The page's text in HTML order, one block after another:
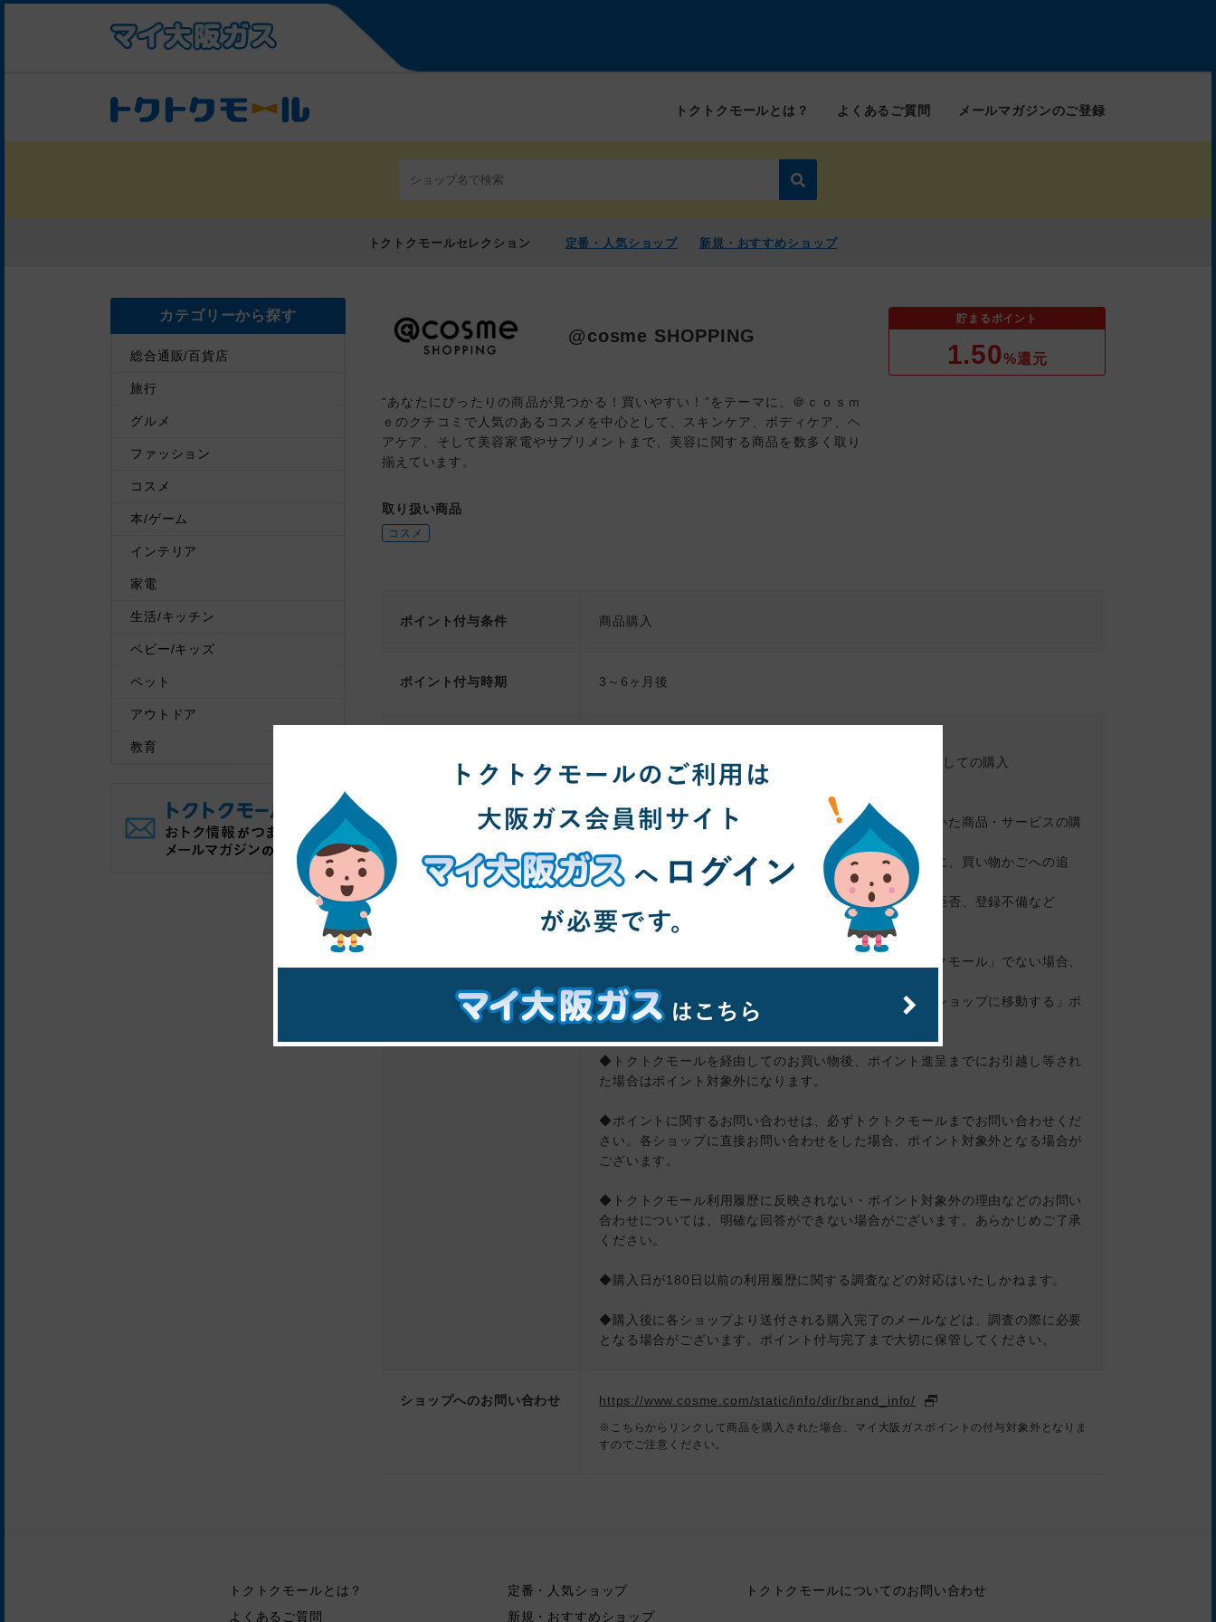
トクトクモールとは？ よくあるご質問 メールマガジンのご登録
トクトクモールセレクション 定番・人気ショップ 新規・おすすめショップ
カテゴリーから探す
総合通販/百貨店
旅行
グルメ
ファッション
コスメ
本/ゲーム
インテリア
家電
生活/キッチン
ベビー/キッズ
ペット
アウトドア
教育
@cosme SHOPPING
“あなたにぴったりの商品が見つかる！買いやすい！”をテーマに、＠ｃｏｓｍ
ｅのクチコミで人気のあるコスメを中心として、スキンケア、ボディケア、ヘ
アケア、そして美容家電やサプリメントまで、美容に関する商品を数多く取り
揃えています。
貯まるポイント
1.50%還元
取り扱い商品
コスメ
ポイント付与条件 商品購入
ポイント付与時期 3～6ヶ月後
・複数回注文される場合は1回ずつトクトクモールを経由しての購入
・トクトクモールを経由する前に、買い物かごに入っていた商品・サービスの購
※必ずトクトクモールを経由しショップへ遷移したあとに、買い物かごへの追
加・購入をおこなってください。
・注文の重複、虚偽、返品、未入金、キャンセル、受取拒否、登録不備など
・送料、消費税
◆ショップページに遷移する直前のクリックが「トクトクモール」でない場合、
※直前にトクトクモール各ショップ詳細ページの「このショップに移動する」ボ
タンをクリックしてください。
◆トクトクモールを経由してのお買い物後、ポイント進呈までにお引越し等され
た場合はポイント対象外になります。
◆ポイントに関するお問い合わせは、必ずトクトクモールまでお問い合わせくだ
さい。各ショップに直接お問い合わせをした場合、ポイント対象外となる場合が
ございます。
◆トクトクモール利用履歴に反映されない・ポイント対象外の理由などのお問い
合わせについては、明確な回答ができない場合がございます。あらかじめご了承
ください。
◆購入日が180日以前の利用履歴に関する調査などの対応はいたしかねます。
◆購入後に各ショップより送付される購入完了のメールなどは、調査の際に必要
となる場合がございます。ポイント付与完了まで大切に保管してください。
ショップへのお問い合わせ https://www.cosme.com/static/info/dir/brand_info/
※こちらからリンクして商品を購入された場合、マイ大阪ガスポイントの付与対象外となりま
すのでご注意ください。
トクトクモールとは？
よくあるご質問
定番・人気ショップ
新規・おすすめショップ
トクトクモールについてのお問い合わせ